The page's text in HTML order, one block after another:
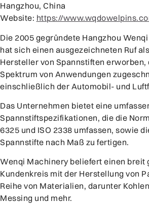
Hangzhou, China
Website: https://
Die 2005 gegründete Hangzhou
hat sich einen ausgezeichneten Ruf
Hersteller von Spannstiften erworben,
Spektrum von Anwendungen
einschließlich der Automobil- und
Das Unternehmen bietet eine
Spannstiftspezifikationen, die die
6325 und ISO 2338 umfassen, sowie
Spannstifte nach Maß zu fertigen.
Wenqi Machinery beliefert einen breit
Kundenkreis mit der Herstellung von
Reihe von Materialien, darunter
Messing und mehr.